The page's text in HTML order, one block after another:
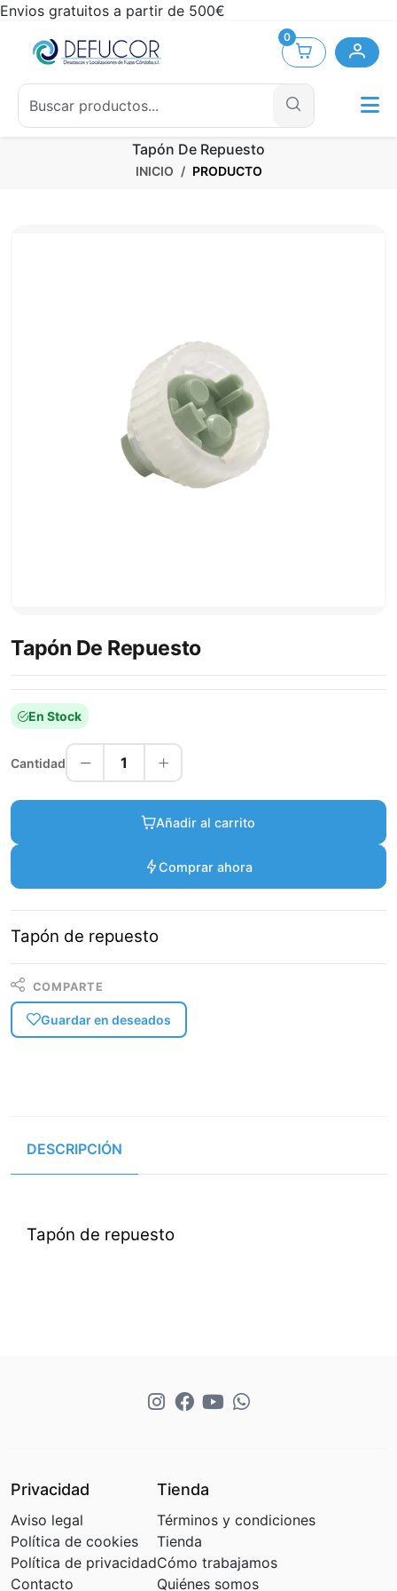
Envios gratuitos a partir de 500€
0
Tapón De Repuesto
INICIO PRODUCTO
Tapón De Repuesto
En Stock
Cantidad 1
Añadir al carrito
Comprar ahora
Tapón de repuesto
COMPARTE
Guardar en deseados
DESCRIPCIÓN
Tapón de repuesto
Privacidad
Aviso legal
Política de cookies
Política de privacidad
Contacto
Tienda
Términos y condiciones
Tienda
Cómo trabajamos
Quiénes somos